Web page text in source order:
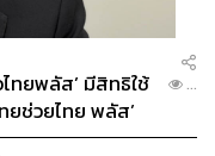
ไทยพลัส’ มีสิทธิใช้
ยช่วยไทย พลัส’
...